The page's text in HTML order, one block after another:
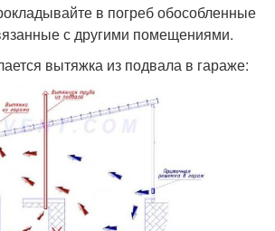
в погреб обособленные
с другими помещениями.
вытяжка из подвала в гараже: